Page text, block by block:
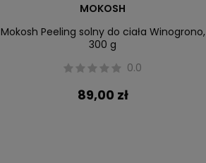
MOKOSH
Mokosh Peeling solny do ciała Winogrono,
300 g
0.0
89,00 zł